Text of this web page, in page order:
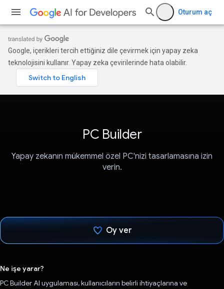
Oturum aç
Google, içerikleri tercih ettiğiniz dile çevirmek için yapay zeka
teknolojisini kullanır. Yapay zeka çevirilerinde hata olabilir.
PC Builder
Yapay zekanın mükemmel özel PC'nizi tasarlamasına izin
verin.
Oy ver
Ne işe yarar?
PC Builder AI uygulaması, kullanıcıların belirli ihtiyaçlarına ve